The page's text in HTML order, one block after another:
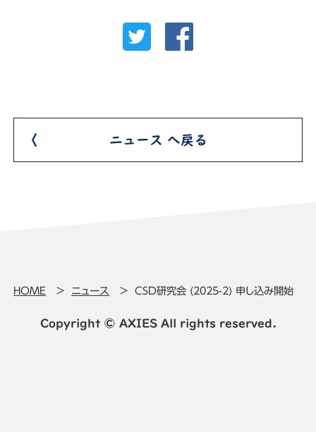
ニュース へ戻る
HOME ニュース CSD研究会 (2025-2) 申し込み開始
Copyright © AXIES All rights reserved.